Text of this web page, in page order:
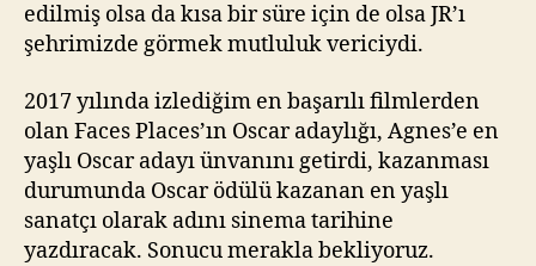
edilmiş olsa da kısa bir süre için de olsa JR’ı
şehrimizde görmek mutluluk vericiydi.
2017 yılında izlediğim en başarılı filmlerden
olan Faces Places’ın Oscar adaylığı, Agnes’e en
yaşlı Oscar adayı ünvanını getirdi, kazanması
durumunda Oscar ödülü kazanan en yaşlı
sanatçı olarak adını sinema tarihine
yazdıracak. Sonucu merakla bekliyoruz.